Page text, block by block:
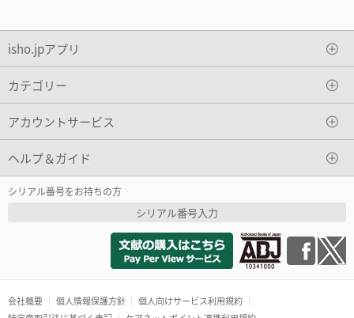
isho.jpアプリ
カテゴリー
アカウントサービス
ヘルプ＆ガイド
シリアル番号をお持ちの方
シリアル番号入力
会社概要 個人情報保護方針
個人向けサービス利用規約